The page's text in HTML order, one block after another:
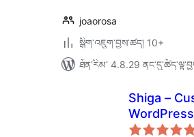
joaorosa
སྒྲིག་འཇུག་བྱས་ཚད། 10+
ཐོན་རིམ་ 4.8.29
Shiga –
for